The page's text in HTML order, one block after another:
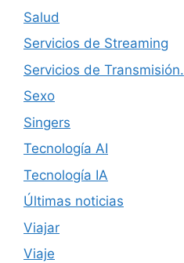
Salud
Servicios de Streaming
Servicios de Transmisión.
Sexo
Singers
Tecnología AI
Tecnología IA
Últimas noticias
Viajar
Viaje